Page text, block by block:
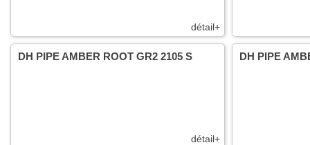
détail+
détail+
DH PIPE AMBER ROOT GR2 2105 S DH PIPE